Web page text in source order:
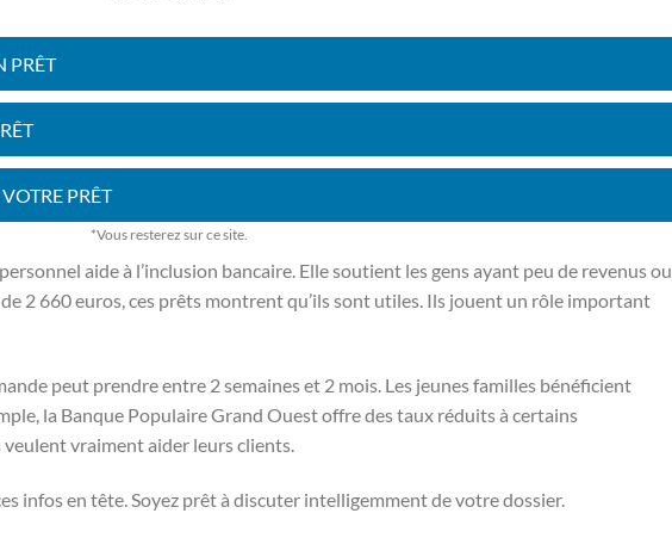
PRÊT
PRÊT
*Vous resterez sur ce site.
aide à l’inclusion bancaire. Elle soutient les gens ayant peu de revenus ou
2 660 euros, ces prêts montrent qu’ils sont utiles. Ils jouent un rôle important
peut prendre entre 2 semaines et 2 mois. Les jeunes familles bénéficient
la Banque Populaire Grand Ouest offre des taux réduits à certains
vraiment aider leurs clients.
infos en tête. Soyez prêt à discuter intelligemment de votre dossier.